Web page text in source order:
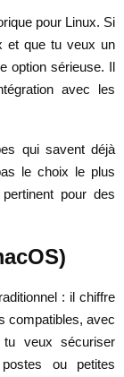
pour Linux. Si
et que tu veux un
option sérieuse. Il
avec les
qui savent déjà
le choix le plus
pour des
: il chiffre
compatibles, avec
tu veux sécuriser
ou petites